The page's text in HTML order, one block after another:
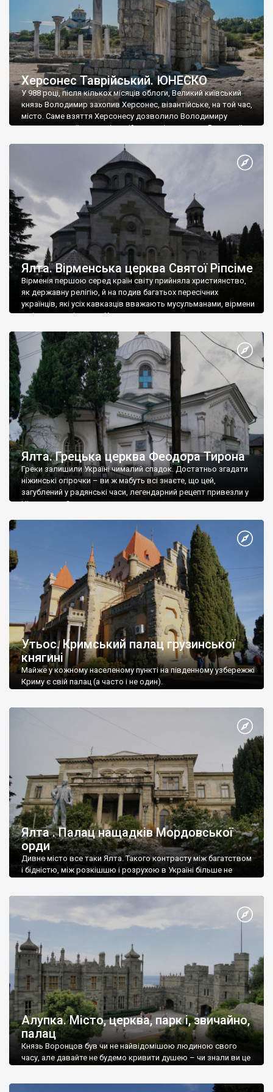
Херсонес Таврійський. ЮНЕСКО
У 988 році, після кількох місяців облоги, Великий київський
князь Володимир захопив Херсонес, візантійське, на той час,
місто. Саме взяття Херсонесу дозволило Володимиру
диктувати свої умови візантійському імператору Василю ІІ, та
Херсонесі Володимир-язичник, став Василем-християнином.
А потім було Хрещення Русі. На честь Херсонесу Таврійського
Ялта. Вірменська церква Святої Ріпсіме
Вірменія першою серед країн світу прийняла християнство,
як державну релігію, й на подив багатьох пересічних
українців, які усіх кавказців вважають мусульманами, вірмени
є відданими вірянами Христа
Ялта. Грецька церква Феодора Тирона
Греки залишили Україні чималий спадок. Достатньо згадати
ніжинські огірочки – ви ж мабуть всі знаєте, що цей,
загублений у радянські часи, легендарний рецепт привезли у
Ніжин греки?
Утьос. Кримський палац грузинської
княгині
Майже у кожному населеному пункті на південному узбережжі
Криму є свій палац (а часто і не один).
Ялта . Палац нащадків Мордовської
орди
Дивне місто все таки Ялта. Такого контрасту між багатством
і бідністю, між розкішшю і розрухою в Україні більше не
Алупка. Місто, церква, парк і, звичайно,
палац
Князь Воронцов був чи не найвідомішою людиною свого
часу, але давайте не будемо кривити душею – чи знали ви це